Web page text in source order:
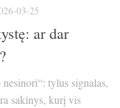
03-25
ar dar
tylus signalas,
sakinys, kurį vis